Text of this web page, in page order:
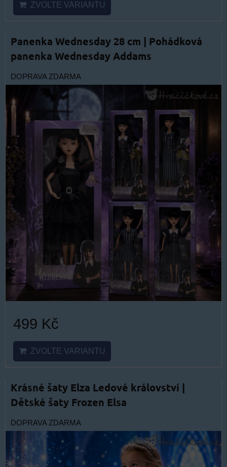
ZVOLTE VARIANTU
Panenka Wednesday 28 cm | Pohádková
panenka Wednesday Addams
DOPRAVA ZDARMA
499 Kč
ZVOLTE VARIANTU
Krásné šaty Elza Ledové království |
Dětské šaty Frozen Elsa
DOPRAVA ZDARMA